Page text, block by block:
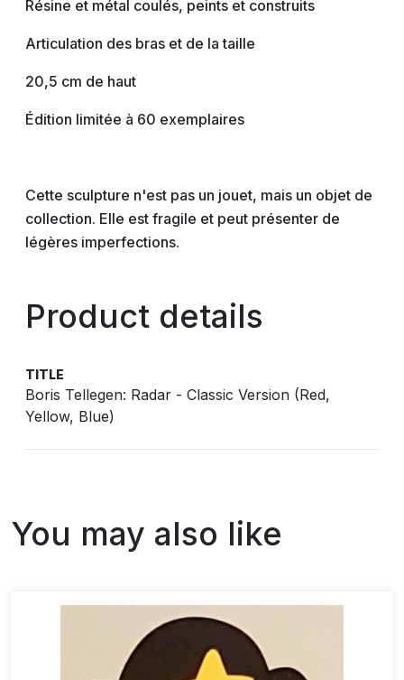
Résine et métal coulés, peints et construits
Articulation des bras et de la taille
20,5 cm de haut
Édition limitée à 60 exemplaires
Cette sculpture n'est pas un jouet, mais un objet de
collection. Elle est fragile et peut présenter de
légères imperfections.
Product details
TITLE
Boris Tellegen: Radar - Classic Version (Red,
Yellow, Blue)
You may also like